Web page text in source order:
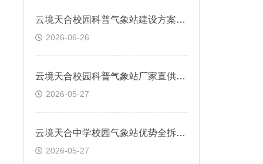
​云境天合校园科普气象站建设方案—串联理论与实践，构建校园气象科普阵地
2026-06-26
云境天合校园科普气象站厂家直供免中间商，资质齐全适配学校采购流程
2026-05-27
云境天合中学校园气象站优势全拆解：低成本、免维护、出数据、能教学
2026-05-27